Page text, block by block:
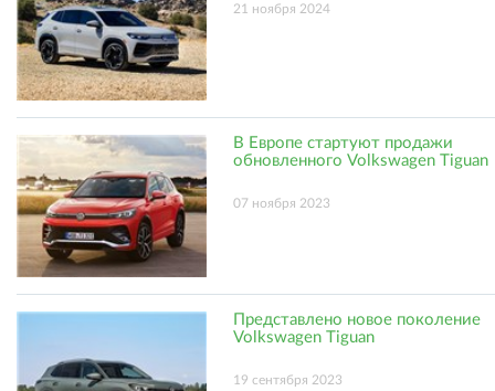
21 ноября 2024
В Европе стартуют продажи
обновленного Volkswagen Tiguan
07 ноября 2023
Представлено новое поколение
Volkswagen Tiguan
19 сентября 2023